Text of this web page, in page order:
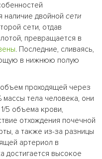
наличие двойной сети
сети, отдав
превращается в
. Последние, сливаясь,
в нижнюю полую
проходящей через
массы тела человека, они
5 объема крови,
отхождения почечной
а также из-за разницы
артериол в
достигается высокое